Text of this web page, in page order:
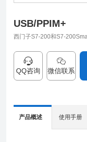
USB/PPIM+
西门子S7-200和S7-
QQ咨询 微信联系
产品概述 使用手册